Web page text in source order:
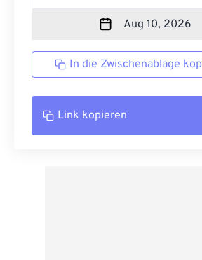
In die Zwischenablage
Link kopieren